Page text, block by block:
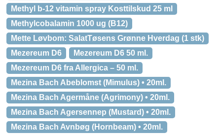
Methyl b-12 vitamin spray Kosttilskud 25 ml
Methylcobalamin 1000 ug (B12)
Mette Løvbom: SalatTøsens Grønne Hverdag (1 stk)
Mezereum D6
Mezereum D6 50 ml.
Mezereum D6 fra Allergica – 50 ml.
Mezina Bach Abeblomst (Mimulus) • 20ml.
Mezina Bach Agermåne (Agrimony) • 20ml.
Mezina Bach Agersennep (Mustard) • 20ml.
Mezina Bach Avnbøg (Hornbeam) • 20ml.